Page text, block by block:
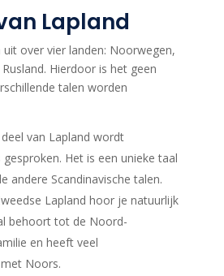
Lapland
uit over vier landen: Noorwegen,
Hierdoor is het geen
talen worden
van Lapland wordt
Het is een unieke taal
andere Scandinavische talen.
Lapland hoor je natuurlijk
behoort tot de Noord-
en heeft veel
Noors.